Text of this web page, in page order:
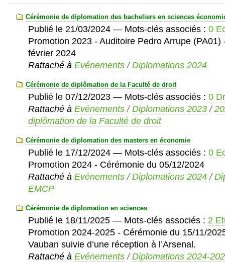
Cérémonie de diplomation des bacheliers en sciences
Publié le21/03/2024— Mots-clés associés :0
Promotion 2023 - Auditoire Pedro Arrupe
février 2024
Rattaché à Evénements /Diplomations 2024
Cérémonie de diplômation de la Faculté de droit
Publié le07/12/2023— Mots-clés associés :0
Rattaché à Evénements /Diplomations 2023 /
diplômation de la Faculté de droit
Cérémonie de diplomation des masters en économie
Publié le 17/12/2024— Mots-clés associés :0
Promotion 2024 - Cérémonie du 05/12/2024
Rattaché à Evénements /Diplomations 2024 /
EMCP
Cérémonie de diplomation en sciences
Publié le 18/11/2025— Mots-clés associés : 2
Promotion 2024-2025 - Cérémonie du 15/11/
Vauban suivie d’une réception à l’Arsenal.
Rattaché à Evénements /Diplomations 2024-